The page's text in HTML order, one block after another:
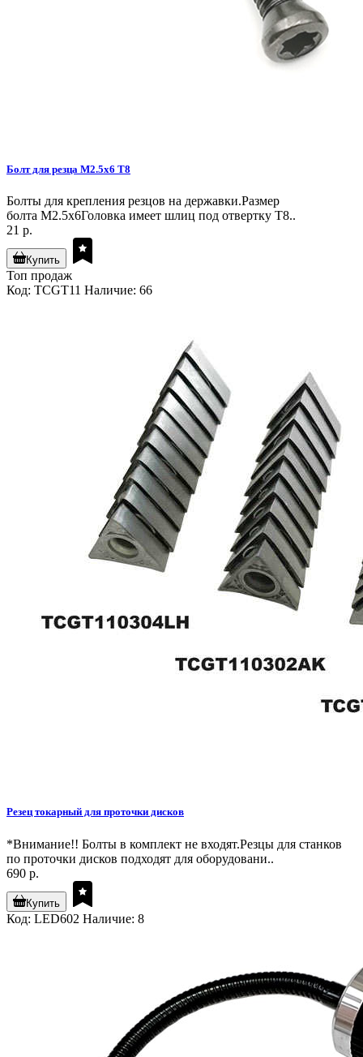
Болт для резца M2.5x6 T8
Болты для крепления резцов на державки.Размер
болта M2.5x6Головка имеет шлиц под отвертку T8..
21 р.
Купить
Топ продаж
Код: TCGT11 Наличие: 66
Резец токарный для проточки дисков
*Внимание!! Болты в комплект не входят.Резцы для станков
по проточки дисков подходят для оборудовани..
690 р.
Купить
Код: LED602 Наличие: 8